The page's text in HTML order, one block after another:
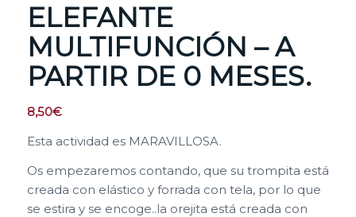
ELEFANTE
MULTIFUNCIÓN – A
PARTIR DE 0 MESES.
8,50€
Esta actividad es MARAVILLOSA.
Os empezaremos contando, que su trompita está
creada con elástico y forrada con tela, por lo que
se estira y se encoge..la orejita está creada con